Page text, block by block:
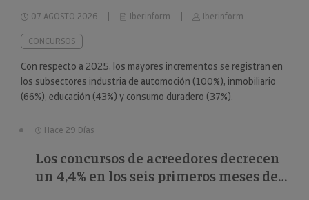
07 AGOSTO 2026 Iberinform Iberinform
CONCURSOS
Con respecto a 2025, los mayores incrementos se registran en
los subsectores industria de automoción (100%), inmobiliario
(66%), educación (43%) y consumo duradero (37%).
Hace 29 Días
Los concursos de acreedores decrecen
un 4,4% en los seis primeros meses de